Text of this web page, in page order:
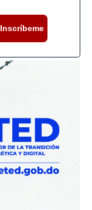
Inscríbeme